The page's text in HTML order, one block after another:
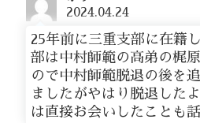
2024.04.24
25年前に三重支部に在籍
部は中村師範の高弟の梶
ので中村師範脱退の後を
ましたがやはり脱退した
は直接お会いしたことも